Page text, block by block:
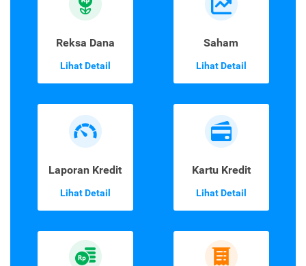
Reksa Dana
Lihat Detail
Saham
Lihat Detail
Laporan Kredit
Lihat Detail
Kartu Kredit
Lihat Detail